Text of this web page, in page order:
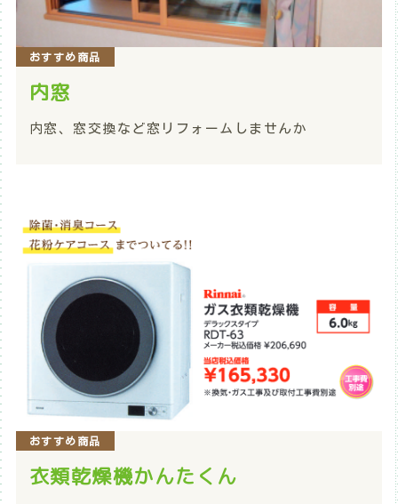
内窓
内窓、窓交換など窓リフォームしませんか
おすすめ商品
衣類乾燥機かんたくん
おすすめ商品